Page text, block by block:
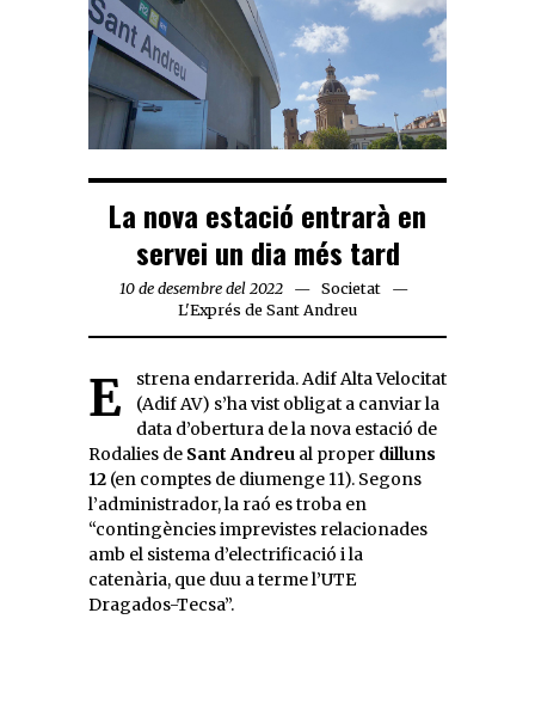
La nova estació entrarà en
servei un dia més tard
10 de desembre del 2022
Societat
L'Exprés de Sant Andreu
Estrena endarrerida. Adif Alta Velocitat
(Adif AV) s’ha vist obligat a canviar la
data d’obertura de la nova estació de
Rodalies de Sant Andreu al proper dilluns
12 (en comptes de diumenge 11). Segons
l’administrador, la raó es troba en
“contingències imprevistes relacionades
amb el sistema d’electrificació i la
catenària, que duu a terme l’UTE
Dragados-Tecsa”.